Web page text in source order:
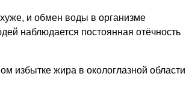
и обмен воды в организме
наблюдается постоянная отёчность
избытке жира в окологлазной области